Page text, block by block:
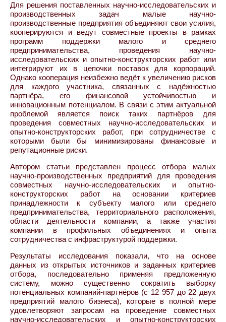
Для решения поставленных научно-исследовательских и
производственных задач малые научно-
производственные предприятия объединяют свои усилия,
кооперируются и ведут совместные проекты в рамках
программ поддержки малого и среднего
предпринимательства, проведения научно-
исследовательских и опытно-конструкторских работ или
интегрируют их в цепочки поставок для корпораций.
Однако кооперация неизбежно ведёт к увеличению рисков
для каждого участника, связанных с надёжностью
партнёра, его финансовой устойчивостью и
инновационным потенциалом. В связи с этим актуальной
проблемой является поиск таких партнёров для
проведения совместных научно-исследовательских и
опытно-конструкторских работ, при сотрудничестве с
которыми были бы минимизированы финансовые и
репутационные риски.
Автором статьи представлен процесс отбора малых
научно-производственных предприятий для проведения
совместных научно-исследовательских и опытно-
конструкторских работ на основании критериев
принадлежности к субъекту малого или среднего
предпринимательства, территориального расположения,
области деятельности компании, а также участия
компании в профильных объединениях и опыта
сотрудничества с инфраструктурой поддержки.
Результаты исследования показали, что на основе
данных из открытых источников и заданных критериев
отбора, последовательно применяя предложенную
систему, можно существенно сократить выборку
потенциальных компаний-партнёров (с 12 957 до 22 двух
предприятий малого бизнеса), которые в полной мере
удовлетворяют запросам на проведение совместных
научно-исследовательских и опытно-конструкторских